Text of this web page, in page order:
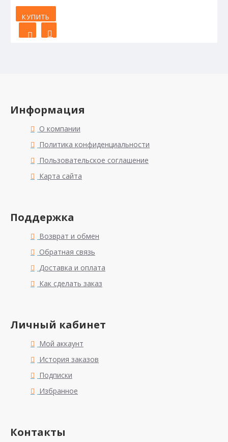
КУПИТЬ
Информация
О компании
Политика конфиденциальности
Пользовательское соглашение
Карта сайта
Поддержка
Возврат и обмен
Обратная связь
Доставка и оплата
Как сделать заказ
Личный кабинет
Мой аккаунт
История заказов
Подписки
Избранное
Контакты